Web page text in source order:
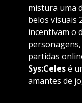
mistura uma
belos visuais
incentivam o
partidas
Sys:Celesé
amantes de